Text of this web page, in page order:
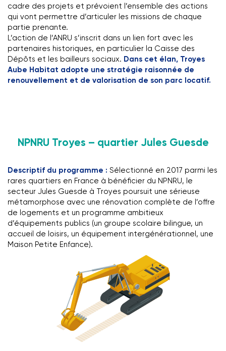
cadre des projets et prévoient l’ensemble des actions
qui vont permettre d’articuler les missions de chaque
partie prenante.
L’action de l’ANRU s’inscrit dans un lien fort avec les
partenaires historiques, en particulier la Caisse des
Dépôts et les bailleurs sociaux. Dans cet élan, Troyes
Aube Habitat adopte une stratégie raisonnée de
renouvellement et de valorisation de son parc locatif.
NPNRU Troyes – quartier Jules Guesde
Descriptif du programme : Sélectionné en 2017 parmi les
rares quartiers en France à bénéficier du NPNRU, le
secteur Jules Guesde à Troyes poursuit une sérieuse
métamorphose avec une rénovation complète de l’offre
de logements et un programme ambitieux
d’équipements publics (un groupe scolaire bilingue, un
accueil de loisirs, un équipement intergénérationnel, une
Maison Petite Enfance).